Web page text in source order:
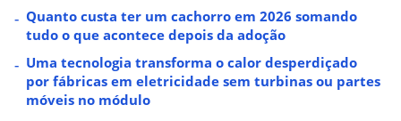
Quanto custa ter um cachorro em 2026 somando
tudo o que acontece depois da adoção
Uma tecnologia transforma o calor desperdiçado
por fábricas em eletricidade sem turbinas ou partes
móveis no módulo